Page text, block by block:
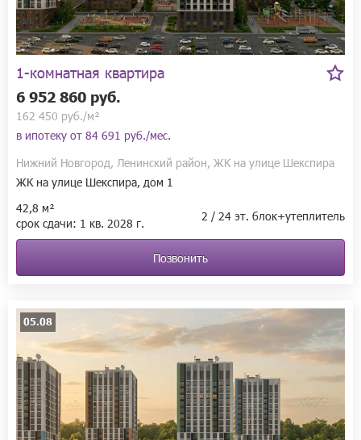
1-комнатная квартира
6 952 860 руб.
162 450 руб./м²
в ипотеку от 84 691 руб./мес.
Нижний Новгород, Ленинский район, ЖК на улице Шекспира
ЖК на улице Шекспира, дом 1
42,8 м²
срок сдачи: 1 кв. 2028 г. 2 / 24 эт. блок+утеплитель
Позвонить
05.08